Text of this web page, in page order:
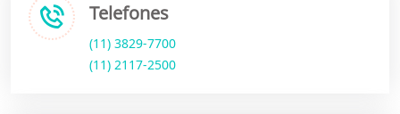
Telefones
(11) 3829-7700
(11) 2117-2500